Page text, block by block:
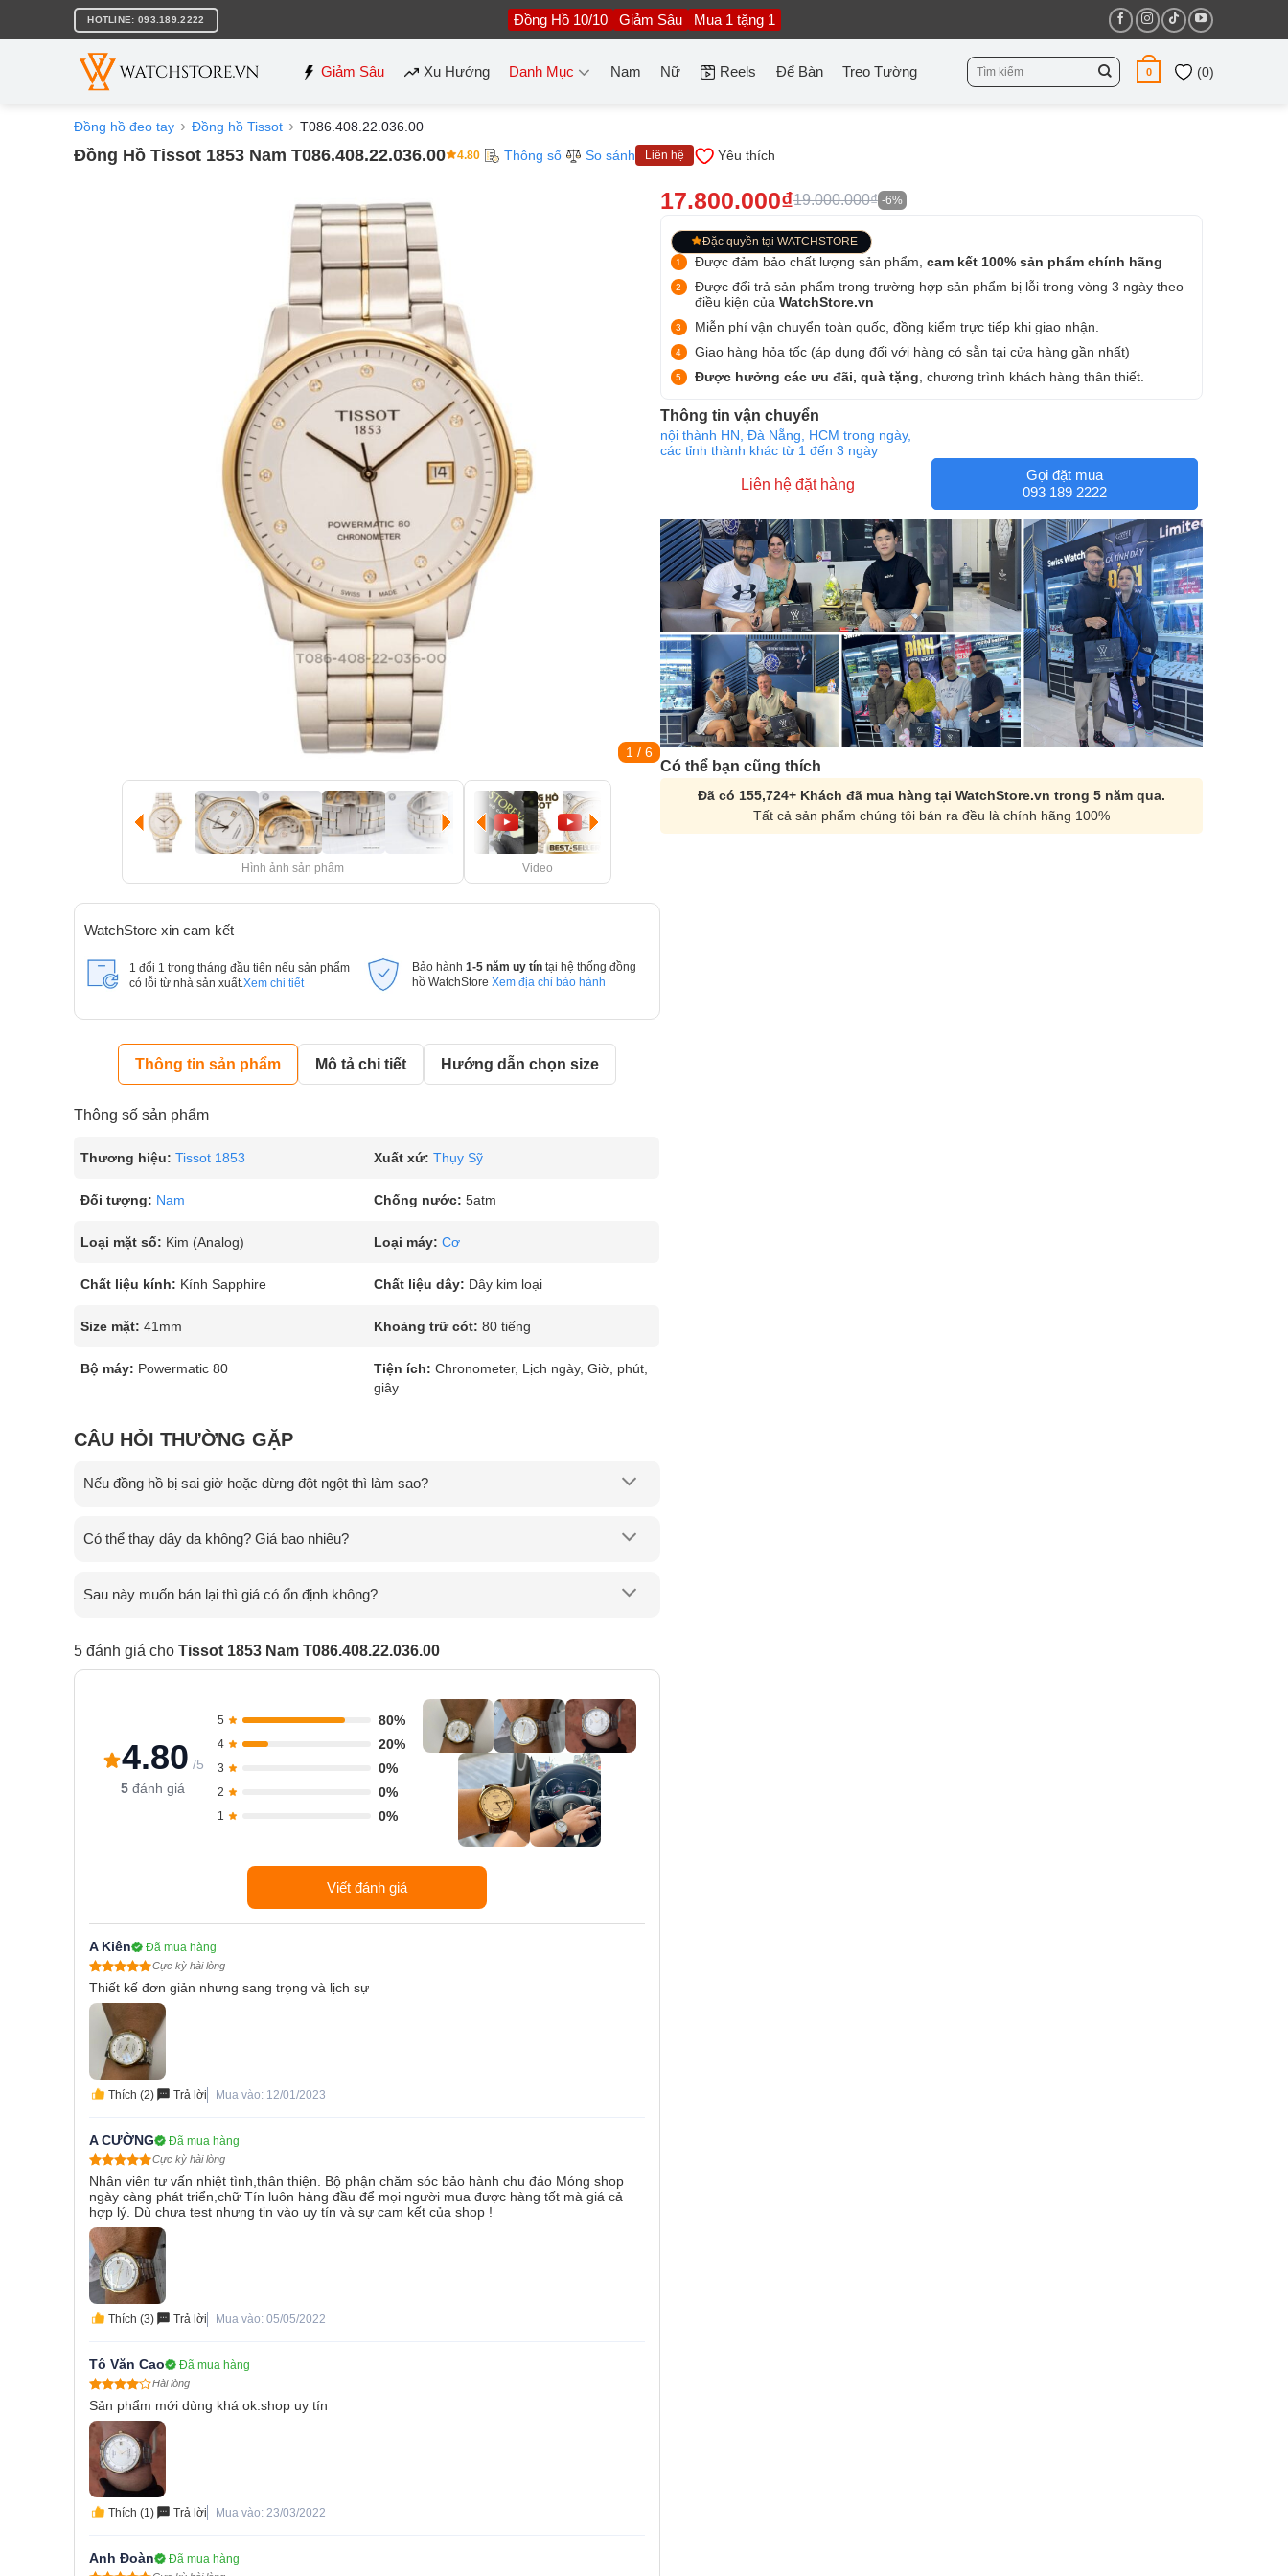
nội
HOTLINE: 093.189.2222 Đồng Hồ 10/10 Giảm Sâu Mua 1 tặng 1
Giảm Sâu Xu Hướng Danh Mục Nam Nữ Reels Để Bàn Treo Tường
Tìm
kiếm:
0 (0)
Đồng hồ đeo tay Đồng hồ Tissot T086.408.22.036.00
Đồng Hồ Tissot 1853 Nam T086.408.22.036.00 4.80 Thông số So sánh Liên hệ Yêu thích
1 / 6
Hình ảnh sản phẩm Video
WatchStore xin cam kết
1 đổi 1 trong tháng đầu tiên nếu sản phẩm
có lỗi từ nhà sản xuất. Xem chi tiết
Bảo hành 1-5 năm uy tín tại hệ thống đồng
hồ WatchStore Xem địa chỉ bảo hành
Thông tin sản phẩm Mô tả chi tiết Hướng dẫn chọn size
Thông số sản phẩm
Thương hiệu: Tissot 1853 Xuất xứ: Thụy Sỹ
Đối tượng: Nam Chống nước: 5atm
Loại mặt số: Kim (Analog) Loại máy: Cơ
Chất liệu kính: Kính Sapphire Chất liệu dây: Dây kim loại
Size mặt: 41mm Khoảng trữ cót: 80 tiếng
Bộ máy: Powermatic 80 Tiện ích: Chronometer, Lịch ngày, Giờ, phút,
giây
CÂU HỎI THƯỜNG GẶP
Nếu đồng hồ bị sai giờ hoặc dừng đột ngột thì làm sao?
Có thể thay dây da không? Giá bao nhiêu?
Sau này muốn bán lại thì giá có ổn định không?
5 đánh giá cho Tissot 1853 Nam T086.408.22.036.00
4.80 /5
5 đánh giá
5 80%
4 20%
3 0%
2 0%
1 0%
Viết đánh giá
A Kiên Đã mua hàng
Cực kỳ hài lòng
Thiết kế đơn giản nhưng sang trọng và lịch sự
Thích (2) Trả lời Mua vào: 12/01/2023
A CƯỜNG Đã mua hàng
Cực kỳ hài lòng
Nhân viên tư vấn nhiệt tình,thân thiện. Bộ phận chăm sóc bảo hành chu đáo Móng shop
ngày càng phát triển,chữ Tín luôn hàng đầu để mọi người mua được hàng tốt mà giá cả
hợp lý. Dù chưa test nhưng tin vào uy tín và sự cam kết của shop !
Thích (3) Trả lời Mua vào: 05/05/2022
Tô Văn Cao Đã mua hàng
Hài lòng
Sản phẩm mới dùng khá ok.shop uy tín
Thích (1) Trả lời Mua vào: 23/03/2022
Anh Đoàn Đã mua hàng
17.800.000₫19.000.000₫ -6%
Đặc quyền tại WATCHSTORE
Được đảm bảo chất lượng sản phẩm, cam kết 100% sản phẩm chính hãng
Được đổi trả sản phẩm trong trường hợp sản phẩm bị lỗi trong vòng 3 ngày theo
điều kiện của WatchStore.vn
Miễn phí vận chuyển toàn quốc, đồng kiểm trực tiếp khi giao nhận.
Giao hàng hỏa tốc (áp dụng đối với hàng có sẵn tại cửa hàng gần nhất)
Được hưởng các ưu đãi, quà tặng , chương trình khách hàng thân thiết.
Thông tin vận chuyển
nội thành HN, Đà Nẵng, HCM trong ngày,
các tỉnh thành khác từ 1 đến 3 ngày
Liên hệ đặt hàng
Gọi đặt mua
093 189 2222
Có thể bạn cũng thích
Đã có 155,724+ Khách đã mua hàng tại WatchStore.vn trong 5 năm qua.
Tất cả sản phẩm chúng tôi bán ra đều là chính hãng 100%